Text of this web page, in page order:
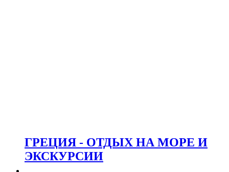
ГРЕЦИЯ - ОТДЫХ НА МОРЕ И
ЭКСКУРСИИ